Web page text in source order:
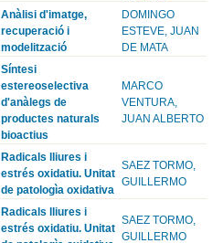
Anàlisi d'imatge,
recuperació i
modelització
DOMINGO
ESTEVE, JUAN
DE MATA
Síntesi
estereoselectiva
d'anàlegs de
productes naturals
bioactius
MARCO
VENTURA,
JUAN ALBERTO
Radicals lliures i
estrés oxidatiu. Unitat
de patologìa oxidativa
SAEZ TORMO,
GUILLERMO
Radicals lliures i
estrés oxidatiu. Unitat
SAEZ TORMO,
GUILLERMO